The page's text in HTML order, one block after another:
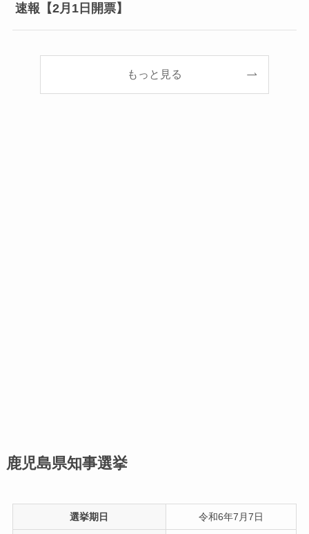
速報【2月1日開票】
もっと見る
鹿児島県知事選挙
選挙期日 令和6年7月7日